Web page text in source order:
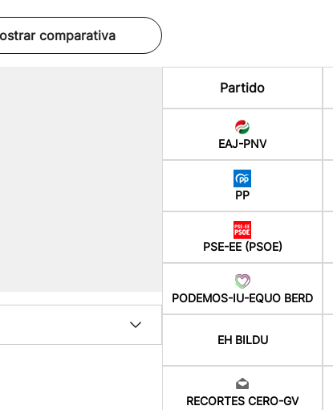
comparativa
Partido
EAJ-PNV
PP
PSE-EE (PSOE)
PODEMOS-IU-EQUO BERD
EH BILDU
RECORTES CERO-GV